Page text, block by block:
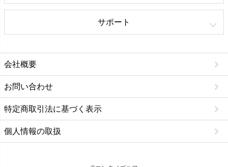
サポート
会社概要
お問い合わせ
特定商取引法に基づく表示
個人情報の取扱